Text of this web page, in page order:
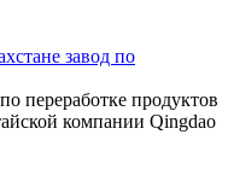
завод по
переработке продуктов
компании Qingdao